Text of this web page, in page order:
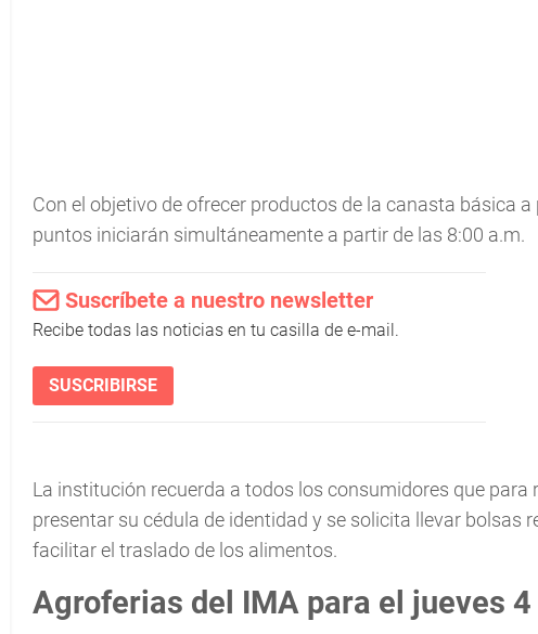
Con el objetivo de ofrecer productos de la canasta básica
puntos iniciarán simultáneamente a partir de las 8:00 a.m.
Suscríbete a nuestro newsletter
Recibe todas las noticias en tu casilla de e-mail.
SUSCRIBIRSE
La institución recuerda a todos los consumidores que
presentar su cédula de identidad y se solicita llevar bolsas
facilitar el traslado de los alimentos.
Agroferias del IMA para el jueves